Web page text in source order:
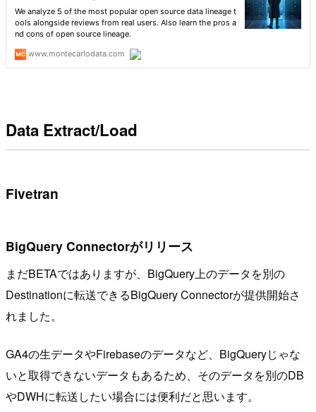
Data Extract/Load
Fivetran
BigQuery Connectorがリリース
まだBETAではありますが、BigQuery上のデータを別の
Destinationに転送できるBigQuery Connectorが提供開始さ
れました。
GA4の生データやFirebaseのデータなど、BigQueryじゃな
いと取得できないデータもあるため、そのデータを別のDB
やDWHに転送したい場合には便利だと思います。